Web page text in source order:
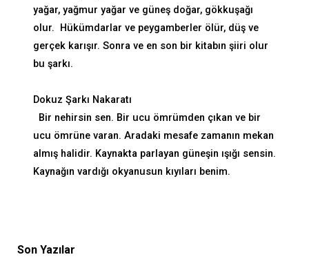
yağar, yağmur yağar ve güneş doğar, gökkuşağı
olur. Hükümdarlar ve peygamberler ölür, düş ve
gerçek karışır. Sonra ve en son bir kitabın şiiri olur
bu şarkı.
Dokuz Şarkı Nakaratı
Bir nehirsin sen. Bir ucu ömrümden çıkan ve bir
ucu ömrüne varan. Aradaki mesafe zamanın mekan
almış halidir. Kaynakta parlayan güneşin ışığı sensin.
Kaynağın vardığı okyanusun kıyıları benim.
Son Yazılar